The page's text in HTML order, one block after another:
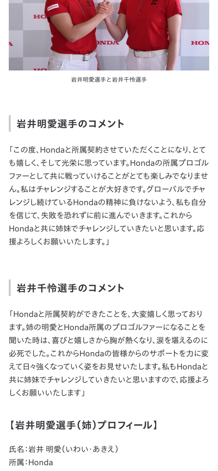
岩井明愛選手と岩井千怜選手
岩井明愛選手のコメント
「この度、Hondaと所属契約させていただくことになり、とて
も嬉しく、そして光栄に思っています。Hondaの所属プロゴル
ファーとして共に戦っていけることがとても楽しみでなりませ
ん。私はチャレンジすることが大好きです。グローバルでチャ
レンジし続けているHondaの精神に負けないよう、私も自分
を信じて、失敗を恐れずに前に進んでいきます。これから
Hondaと共に姉妹でチャレンジしていきたいと思います。応
援よろしくお願いいたします。」
岩井千怜選手のコメント
「Hondaと所属契約ができたことを、大変嬉しく思っており
ます。姉の明愛とHonda所属のプロゴルファーになることを
聞いた時は、喜びと嬉しさから胸が熱くなり、涙を堪えるのに
必死でした。これからHondaの皆様からのサポートを力に変
えて日々強くなっていく姿をお見せいたします。私もHondaと
共に姉妹でチャレンジしていきたいと思いますので、応援よろ
しくお願いいたします」
【岩井明愛選手（姉）プロフィール】
氏名：岩井 明愛（いわい・あきえ）
所属：Honda